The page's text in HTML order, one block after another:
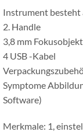
Instrument besteht
2. Handle
3,8 mm
4 USB -Kabel
Symptome
Software)
Merkmale: 1,